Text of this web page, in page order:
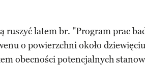
ruszyć latem br. "Program prac
o powierzchni około
obecności potencjalnych